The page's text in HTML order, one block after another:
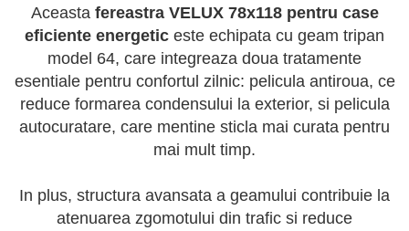
Aceasta fereastra VELUX 78x118 pentru case
eficiente energetic este echipata cu geam tripan
model 64, care integreaza doua tratamente
esentiale pentru confortul zilnic: pelicula antiroua, ce
reduce formarea condensului la exterior, si pelicula
autocuratare, care mentine sticla mai curata pentru
mai mult timp.
In plus, structura avansata a geamului contribuie la
atenuarea zgomotului din trafic si reduce